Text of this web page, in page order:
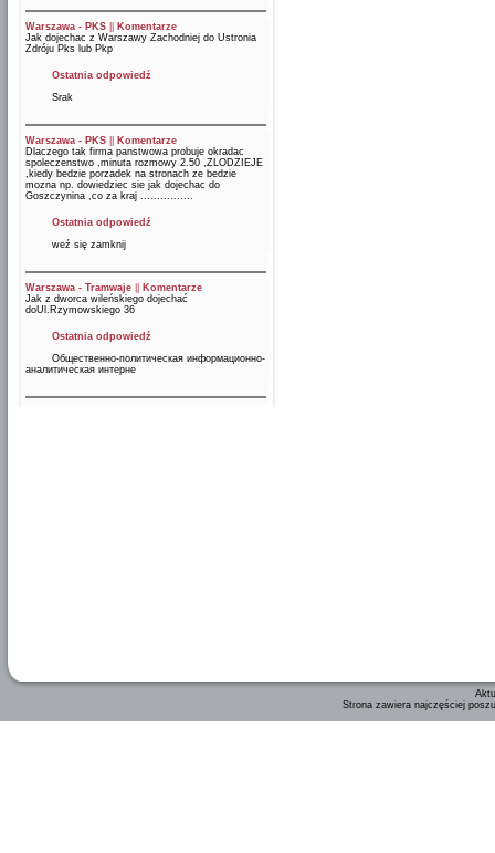
Warszawa - PKS
Komentarze
Jak dojechac z Warszawy Zachodniej do Ustronia
Zdróju Pks lub Pkp
Ostatnia odpowiedź
Srak
Warszawa - PKS
Komentarze
Dlaczego tak firma panstwowa probuje okradac
spoleczenstwo ,minuta rozmowy 2.50 ,ZLODZIEJE
,kiedy bedzie porzadek na stronach ze bedzie
mozna np. dowiedziec sie jak dojechac do
Goszczynina ,co za kraj ................
Ostatnia odpowiedź
weź się zamknij
Warszawa - Tramwaje
Komentarze
Jak z dworca wileńskiego dojechać
doUl.Rzymowskiego 36
Ostatnia odpowiedź
Общественно-политическая информационно-
аналитическая интерне
Strona zawiera najczęściej